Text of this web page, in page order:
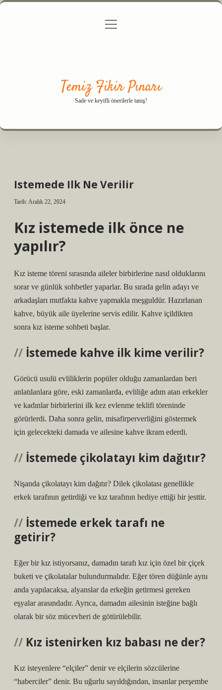
Gizlilik Politikası
menüyü
Temiz Fikir Pınarı
Sade ve keyifli önerilerle tanış!
Istemede Ilk Ne Verilir
Tarih: Aralık 22, 2024
Kız istemede ilk önce ne
yapılır?
Kız isteme töreni sırasında aileler birbirlerine nasıl olduklarını
sorar ve günlük sohbetler yaparlar. Bu sırada gelin adayı ve
arkadaşları mutfakta kahve yapmakla meşguldür. Hazırlanan
kahve, büyük aile üyelerine servis edilir. Kahve içildikten
sonra kız isteme sohbeti başlar.
İstemede kahve ilk kime verilir?
Görücü usulü evliliklerin popüler olduğu zamanlardan beri
anlatılanlara göre, eski zamanlarda, evliliğe adım atan erkekler
ve kadınlar birbirlerini ilk kez evlenme teklifi töreninde
görürlerdi. Daha sonra gelin, misafirperverliğini göstermek
için gelecekteki damada ve ailesine kahve ikram ederdi.
İstemede çikolatayı kim dağıtır?
Nişanda çikolatayı kim dağıtır? Dilek çikolatası genellikle
erkek tarafının getirdiği ve kız tarafının hediye ettiği bir jesttir.
İstemede erkek tarafı ne
getirir?
Eğer bir kız istiyorsanız, damadın tarafı kız için özel bir çiçek
buketi ve çikolatalar bulundurmalıdır. Eğer tören düğünle aynı
anda yapılacaksa, alyanslar da erkeğin getirmesi gereken
eşyalar arasındadır. Ayrıca, damadın ailesinin isteğine bağlı
olarak bir söz mücevheri de götürülebilir.
Kız istenirken kız babası ne der?
Kız isteyenlere “elçiler” denir ve elçilerin sözcülerine
“haberciler” denir. Bu uğurlu sayıldığından, insanlar perşembe